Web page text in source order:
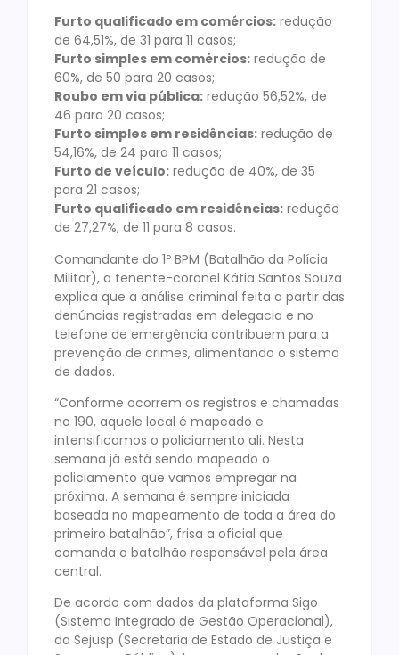
Furto qualificado em comércios: redução
de 64,51%, de 31 para 11 casos;
Furto simples em comércios: redução de
60%, de 50 para 20 casos;
Roubo em via pública: redução 56,52%, de
46 para 20 casos;
Furto simples em residências: redução de
54,16%, de 24 para 11 casos;
Furto de veículo: redução de 40%, de 35
para 21 casos;
Furto qualificado em residências: redução
de 27,27%, de 11 para 8 casos.
Comandante do 1º BPM (Batalhão da Polícia
Militar), a tenente-coronel Kátia Santos Souza
explica que a análise criminal feita a partir das
denúncias registradas em delegacia e no
telefone de emergência contribuem para a
prevenção de crimes, alimentando o sistema
de dados.
“Conforme ocorrem os registros e chamadas
no 190, aquele local é mapeado e
intensificamos o policiamento ali. Nesta
semana já está sendo mapeado o
policiamento que vamos empregar na
próxima. A semana é sempre iniciada
baseada no mapeamento de toda a área do
primeiro batalhão”, frisa a oficial que
comanda o batalhão responsável pela área
central.
De acordo com dados da plataforma Sigo
(Sistema Integrado de Gestão Operacional),
da Sejusp (Secretaria de Estado de Justiça e